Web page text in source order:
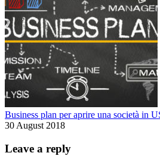
Business plan per aprire una società in
30 August 2018
Leave a reply